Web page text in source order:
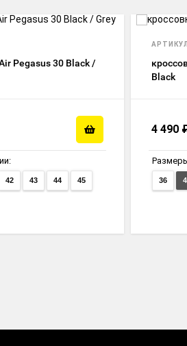
Pegasus 30 Black /
42 43 44 45
Black
4 490
36